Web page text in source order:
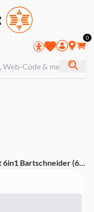
0
6in1 Bartschneider (6-